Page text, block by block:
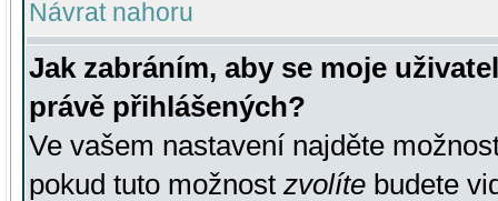
Návrat nahoru
Jak zabráním, aby se moje
právě přihlášených?
Ve vašem nastavení najděte
pokud tuto možnost zvolíte budete